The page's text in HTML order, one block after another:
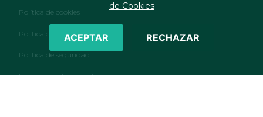
Política de cookies
Política de privacidad
Política de seguridad
Formulario de contacto
de Cookies
ACEPTAR RECHAZAR